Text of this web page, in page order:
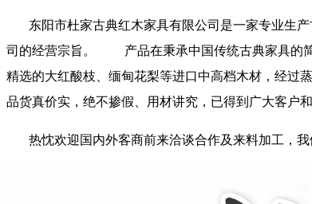
东阳市杜家古典红木家具有限公司是一家专业生产
司的经营宗旨。 产品在秉承中国传统古典家具的简
精选的大红酸枝、缅甸花梨等进口中高档木材，经过
品货真价实，绝不掺假、用材讲究，已得到广大客
热忱欢迎国内外客商前来洽谈合作及来料加工，我